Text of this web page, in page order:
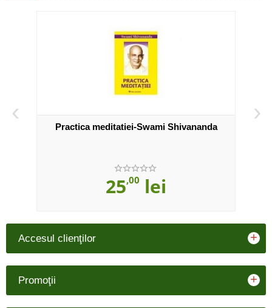
‹
Practica meditatiei-Swami Shivananda
25,00 lei
›
Accesul clienţilor +
Promoţii +